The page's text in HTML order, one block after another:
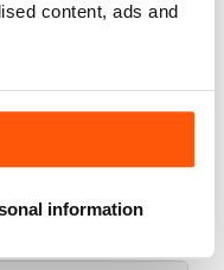
content, ads and
information
10 agosto 2020
Jeep in the US.